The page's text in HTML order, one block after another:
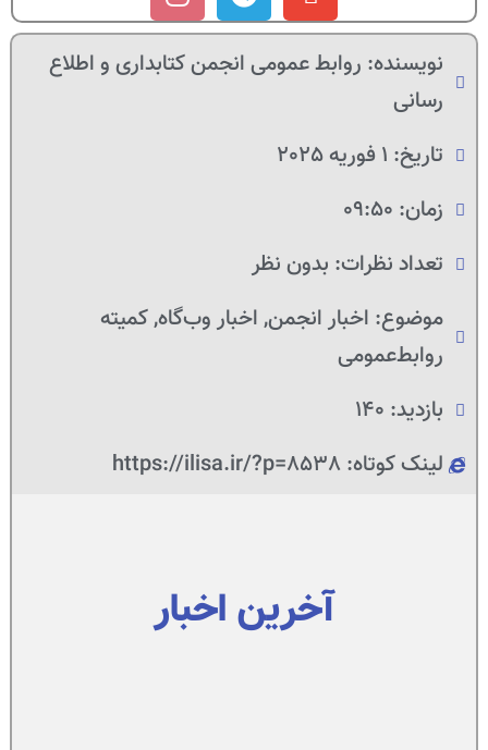
نویسنده: روابط عمومی انجمن کتابداری و اطلاع
رسانی
تاریخ: 1 فوریه 2025
زمان: 09:50
تعداد نظرات: بدون نظر
موضوع: اخبار انجمن,اخبار وب‌گاه,کمیته
روابط‌عمومی
بازدید: 140
لینک کوتاه: https://ilisa.ir/?p=8538
آخرین اخبار